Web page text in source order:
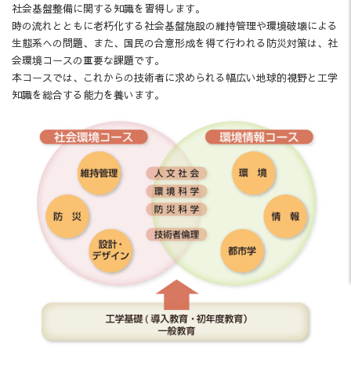
社会基盤整備に関する知識を習得します。
時の流れとともに老朽化する社会基盤施設の維持管理や環境破壊による
生態系への問題、また、国民の合意形成を得て行われる防災対策は、社
会環境コースの重要な課題です。
本コースでは、これからの技術者に求められる幅広い地球的視野と工学
知識を総合する能力を養います。